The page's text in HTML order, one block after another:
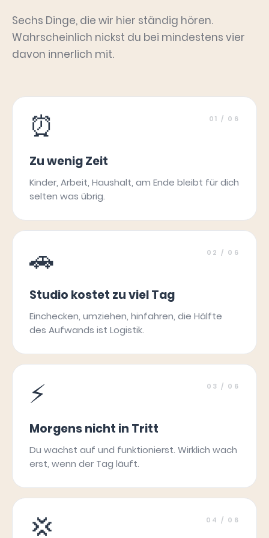
Sechs Dinge, die wir hier ständig hören.
Wahrscheinlich nickst du bei mindestens vier
davon innerlich mit.
⏰ 01 / 06
Zu wenig Zeit
Kinder, Arbeit, Haushalt, am Ende bleibt für dich
selten was übrig.
🚗 02 / 06
Studio kostet zu viel Tag
Einchecken, umziehen, hinfahren, die Hälfte
des Aufwands ist Logistik.
⚡ 03 / 06
Morgens nicht in Tritt
Du wachst auf und funktionierst. Wirklich wach
erst, wenn der Tag läuft.
💢 04 / 06